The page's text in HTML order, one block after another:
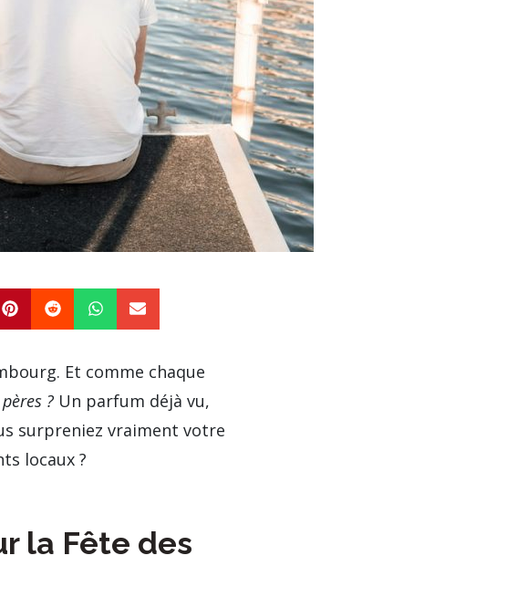
Et comme chaque
? Un parfum déjà vu,
surpreniez vraiment votre
locaux ?
la Fête des